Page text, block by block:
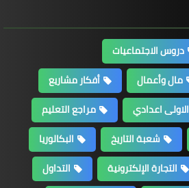
دروس الاجتماعيات
مال وأعمال
أفكار مشاريع
الاولى اعدادي
مراجع التعليم
شعبة التاريخ
البكالوريا
التجارة الإلكترونية
التداول